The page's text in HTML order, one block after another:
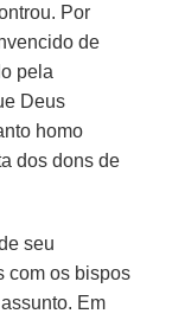
Por
de
pela
Deus
homo
dos dons de
seu
com os bispos
Em